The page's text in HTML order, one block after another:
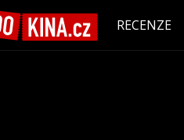
RECENZE